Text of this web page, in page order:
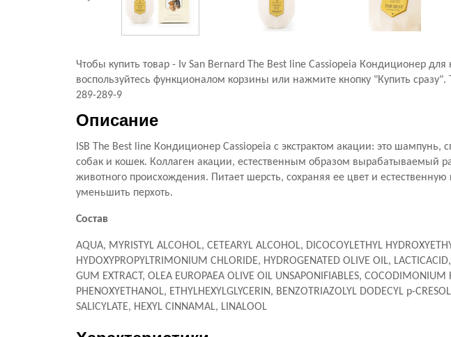
Чтобы купить товар - Iv San Bernard The Best line Cassiopeia Кондиционер для
воспользуйтесь функционалом корзины или нажмите кнопку "Купить
289-289-9
Описание
ISB The Best line Кондиционер Cassiopeia с экстрактом акации: это
собак и кошек. Коллаген акации, естественным образом вырабатываемый
животного происхождения. Питает шерсть, сохраняя ее цвет и
уменьшить перхоть.
Состав
AQUA, MYRISTYL ALCOHOL, CETEARYL ALCOHOL, DICOCOYLETHYL
HYDOXYPROPYLTRIMONIUM CHLORIDE, HYDROGENATED OLIVE OIL,
GUM EXTRACT, OLEA EUROPAEA OLIVE OIL UNSAPONIFIABLES, COCODIMONIUM
PHENOXYETHANOL, ETHYLHEXYLGLYCERIN, BENZOTRIAZOLYL DODECYL p-
SALICYLATE, HEXYL CINNAMAL, LINALOOL